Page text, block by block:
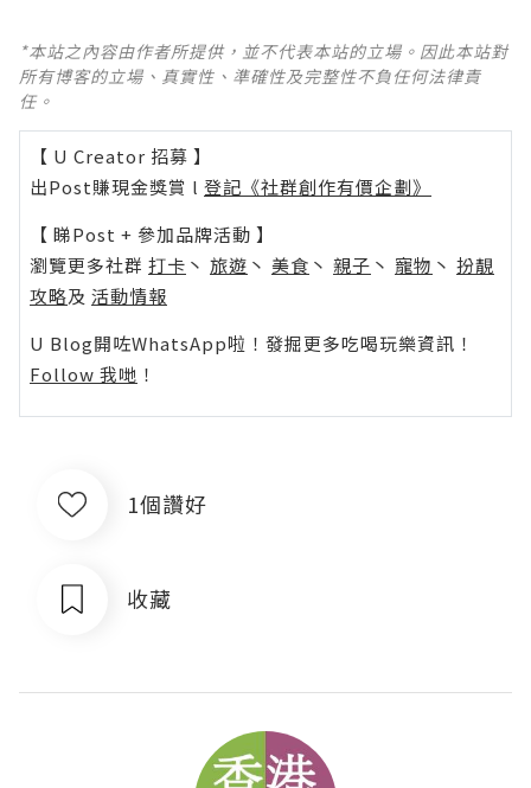
*本站之內容由作者所提供，並不代表本站的立場。因此本站對
所有博客的立場、真實性、準確性及完整性不負任何法律責
任。
【 U Creator 招募 】
出Post賺現金獎賞 l 登記《社群創作有價企劃》
【 睇Post + 參加品牌活動 】
瀏覽更多社群 打卡 丶 旅遊 丶 美食 丶 親子 丶 寵物 丶 扮靚
攻略及 活動情報
U Blog開咗WhatsApp啦！發掘更多吃喝玩樂資訊！
Follow 我哋 ！
1個讚好
收藏